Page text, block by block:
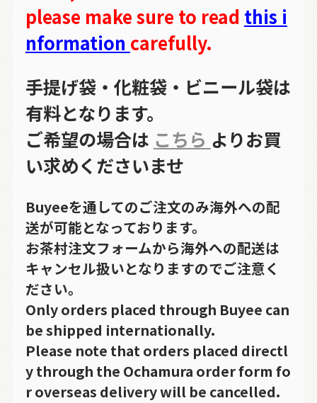
please make sure to read this i
nformation carefully.
手提げ袋・化粧袋・ビニール袋は
有料となります。
ご希望の場合は こちら よりお買
い求めくださいませ
Buyeeを通してのご注文のみ海外への配
送が可能となっております。
お茶村注文フォームから海外への配送は
キャンセル扱いとなりますのでご注意く
ださい。
Only orders placed through Buyee can
be shipped internationally.
Please note that orders placed directl
y through the Ochamura order form fo
r overseas delivery will be cancelled.